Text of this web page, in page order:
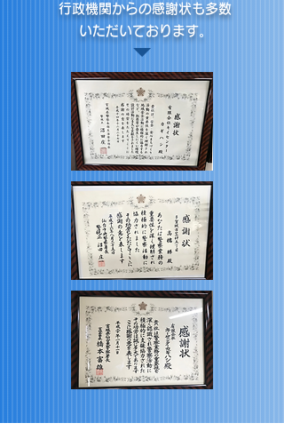
行政機関からの感謝状も多数
いただいております。